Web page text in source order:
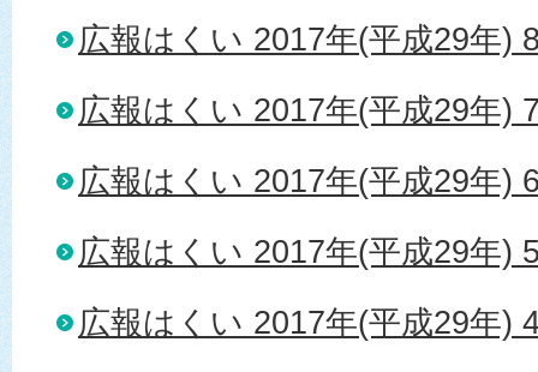
広報はくい 2017年(平成29年)
広報はくい 2017年(平成29年)
広報はくい 2017年(平成29年)
広報はくい 2017年(平成29年)
広報はくい 2017年(平成29年)